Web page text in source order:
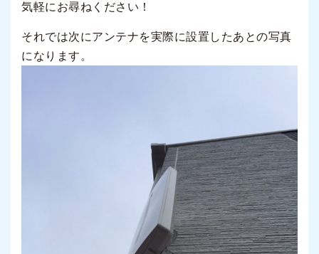
気軽にお尋ねください！
それでは次にアンテナを実際に設置したあとの写真
になります。